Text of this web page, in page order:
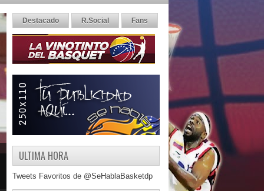
Destacado R.Social Fans
ULTIMA HORA
Tweets Favoritos de @SeHablaBasketdp